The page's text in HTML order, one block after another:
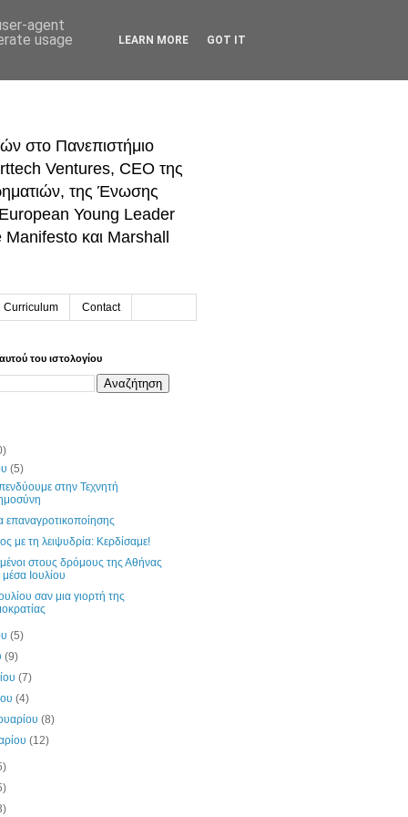
στο Πανεπιστήμιο
Ventures, CEO της
της Ένωσης
Young Leader
και Marshall
Curriculum Contact
του ιστολογίου
(5)
στην Τεχνητή
επαναγροτικοποίησης
με τη λειψυδρία: Κερδίσαμε!
στους δρόμους της Αθήνας
Ιουλίου
σαν μια γιορτή της
(5)
(9)
(7)
(4)
(8)
(12)
agent
usage
LEARN MORE GOT IT